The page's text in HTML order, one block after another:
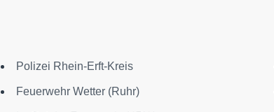
Polizei Rhein-Erft-Kreis
Feuerwehr Wetter (Ruhr)